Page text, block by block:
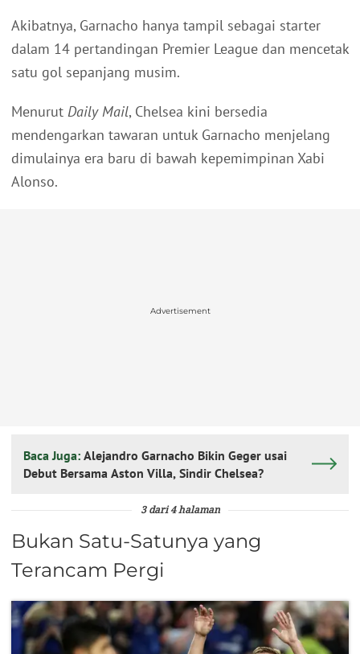
Akibatnya, Garnacho hanya tampil sebagai starter
dalam 14 pertandingan Premier League dan mencetak
satu gol sepanjang musim.
Menurut Daily Mail, Chelsea kini bersedia
mendengarkan tawaran untuk Garnacho menjelang
dimulainya era baru di bawah kepemimpinan Xabi
Alonso.
Advertisement
Baca Juga: Alejandro Garnacho Bikin Geger usai
Debut Bersama Aston Villa, Sindir Chelsea?
3 dari 4 halaman
Bukan Satu-Satunya yang
Terancam Pergi